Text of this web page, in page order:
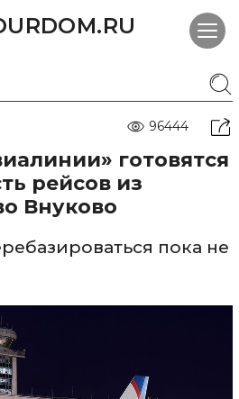
96444
готовятся
рейсов из
Внуково
пока не